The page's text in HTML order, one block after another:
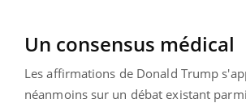
Un consensus médical
Les affirmations de Donald Trump
néanmoins sur un débat existant